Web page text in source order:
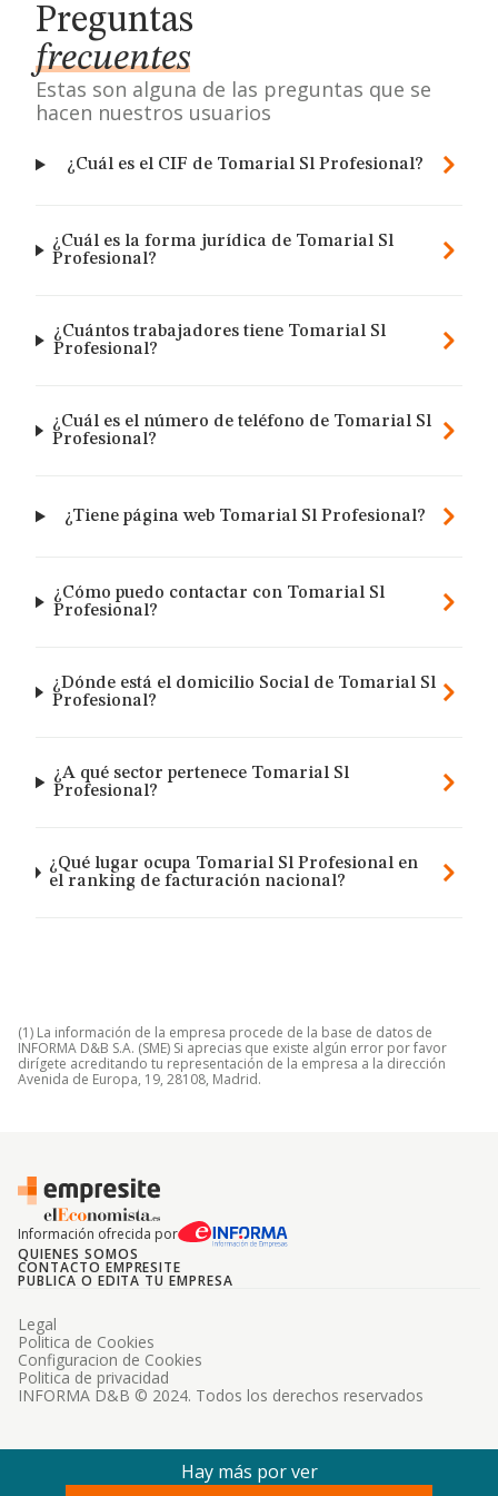
Preguntas
frecuentes
Estas son alguna de las preguntas que se
hacen nuestros usuarios
¿Cuál es el CIF de Tomarial Sl Profesional?
¿Cuál es la forma jurídica de Tomarial Sl
Profesional?
¿Cuántos trabajadores tiene Tomarial Sl
Profesional?
¿Cuál es el número de teléfono de Tomarial Sl
Profesional?
¿Tiene página web Tomarial Sl Profesional?
¿Cómo puedo contactar con Tomarial Sl
Profesional?
¿Dónde está el domicilio Social de Tomarial Sl
Profesional?
¿A qué sector pertenece Tomarial Sl
Profesional?
¿Qué lugar ocupa Tomarial Sl Profesional en
el ranking de facturación nacional?
(1) La información de la empresa procede de la base de datos de
INFORMA D&B S.A. (SME) Si aprecias que existe algún error por favor
dirígete acreditando tu representación de la empresa a la dirección
Avenida de Europa, 19, 28108, Madrid.
Información ofrecida por
QUIENES SOMOS
CONTACTO EMPRESITE
PUBLICA O EDITA TU EMPRESA
INFORMA D&B © 2024. Todos los derechos reservados
Legal
Politica de Cookies
Configuracion de Cookies
Politica de privacidad
Hay más por ver